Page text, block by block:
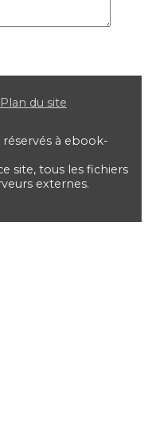
Plan du site
à ebook-
site, tous les fichiers
externes.